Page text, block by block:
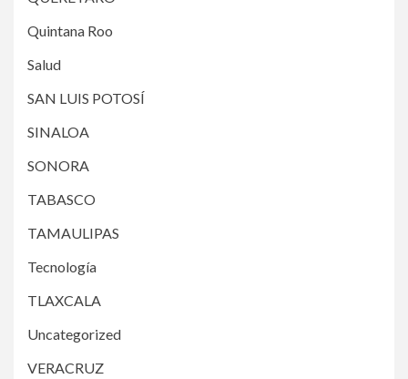
Quintana Roo
Salud
SAN LUIS POTOSÍ
SINALOA
SONORA
TABASCO
TAMAULIPAS
Tecnología
TLAXCALA
Uncategorized
VERACRUZ